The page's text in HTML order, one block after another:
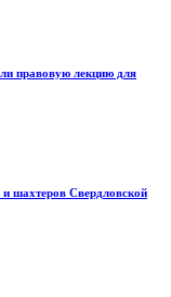
правовую лекцию для
шахтеров Свердловской